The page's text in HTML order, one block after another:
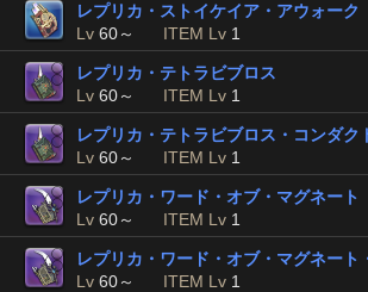
レプリカ・ストイケイア・アウォーク
Lv 60～ ITEM Lv 1
レプリカ・テトラビブロス
Lv 60～ ITEM Lv 1
レプリカ・テトラビブロス・コンダク
Lv 60～ ITEM Lv 1
レプリカ・ワード・オブ・マグネート
Lv 60～ ITEM Lv 1
レプリカ・ワード・オブ・マグネート
Lv 60～ ITEM Lv 1